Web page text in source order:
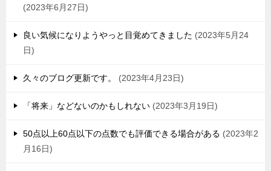
2023年6月27日
良い気候になりようやっと目覚めてきました
2023年5月24
日
久々のブログ更新です。 2023年4月23日
「将来」などないのかもしれない 2023年3月19日
50点以上60点以下の点数でも評価できる場合がある
2023年2
月16日